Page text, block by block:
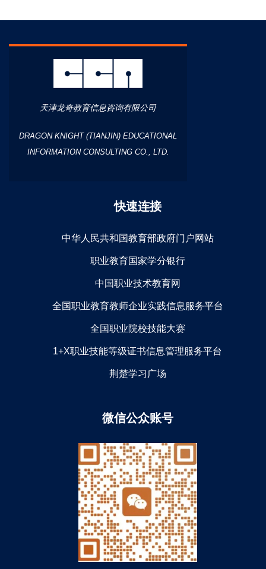
天津龙奇教育信息咨询有限公司
DRAGON KNIGHT (TIANJIN) EDUCATIONAL
INFORMATION CONSULTING CO., LTD.
快速连接
中华人民共和国教育部政府门户网站
职业教育国家学分银行
中国职业技术教育网
全国职业教育教师企业实践信息服务平台
全国职业院校技能大赛
1+X职业技能等级证书信息管理服务平台
荆楚学习广场
微信公众账号